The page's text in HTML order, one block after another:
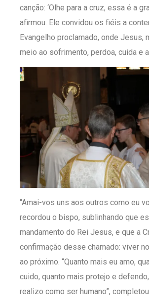
canção: ‘Olhe para a cruz, essa é a
afirmou. Ele convidou os fiéis a
Evangelho proclamado, onde Jesus,
meio ao sofrimento, perdoa, cuida e
“Amai-vos uns aos outros como eu
recordou o bispo, sublinhando que
mandamento do Rei Jesus, e que a
confirmação desse chamado: viver
ao próximo. “Quanto mais eu amo,
cuido, quanto mais protejo e
realizo como ser humano”, completou.